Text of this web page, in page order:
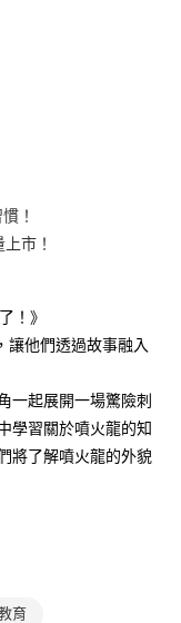
動跳轉到大哥付的交易
止日，確認付款後即完
確認頁面所載為準。
通過，訂單將自動取
月結算日後寄送繳費提
灣大直營門市／銀行轉
商店將買賣／分期付款
交帳款。
方式。 讓您購物簡單
至「AFTEE先享後付」
帳。
結，可透過四大超商／
易完成。
需要取消訂單，請聯絡
效，需透過AFTEE先享
享後付」服務完成之交
即享免運。
)
！
市！
！》
讓他們透過故事融入
一起展開一場驚險刺
學習關於噴火龍的知
將了解噴火龍的外貌
育